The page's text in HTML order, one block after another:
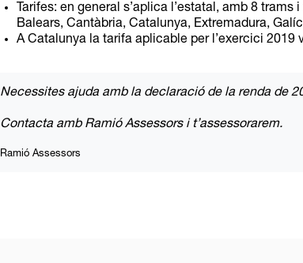
Tarifes: en general s’aplica l’estatal, amb 8
Balears, Cantàbria, Catalunya, Extremadura,
A Catalunya la tarifa aplicable per l’exercici 2019
Necessites ajuda amb la declaració de la renda de
Contacta amb Ramió Assessors i t’assessorarem.
Ramió Assessors